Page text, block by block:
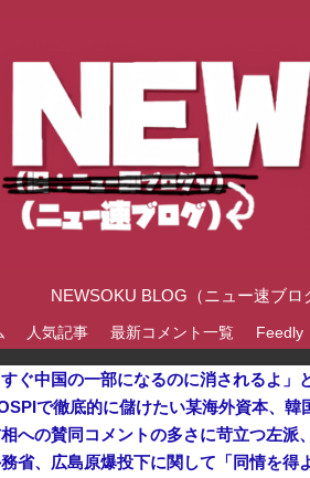
NEWSOKU BLOG（ニュー速ブ
人気記事 最新コメント一覧 Feedly